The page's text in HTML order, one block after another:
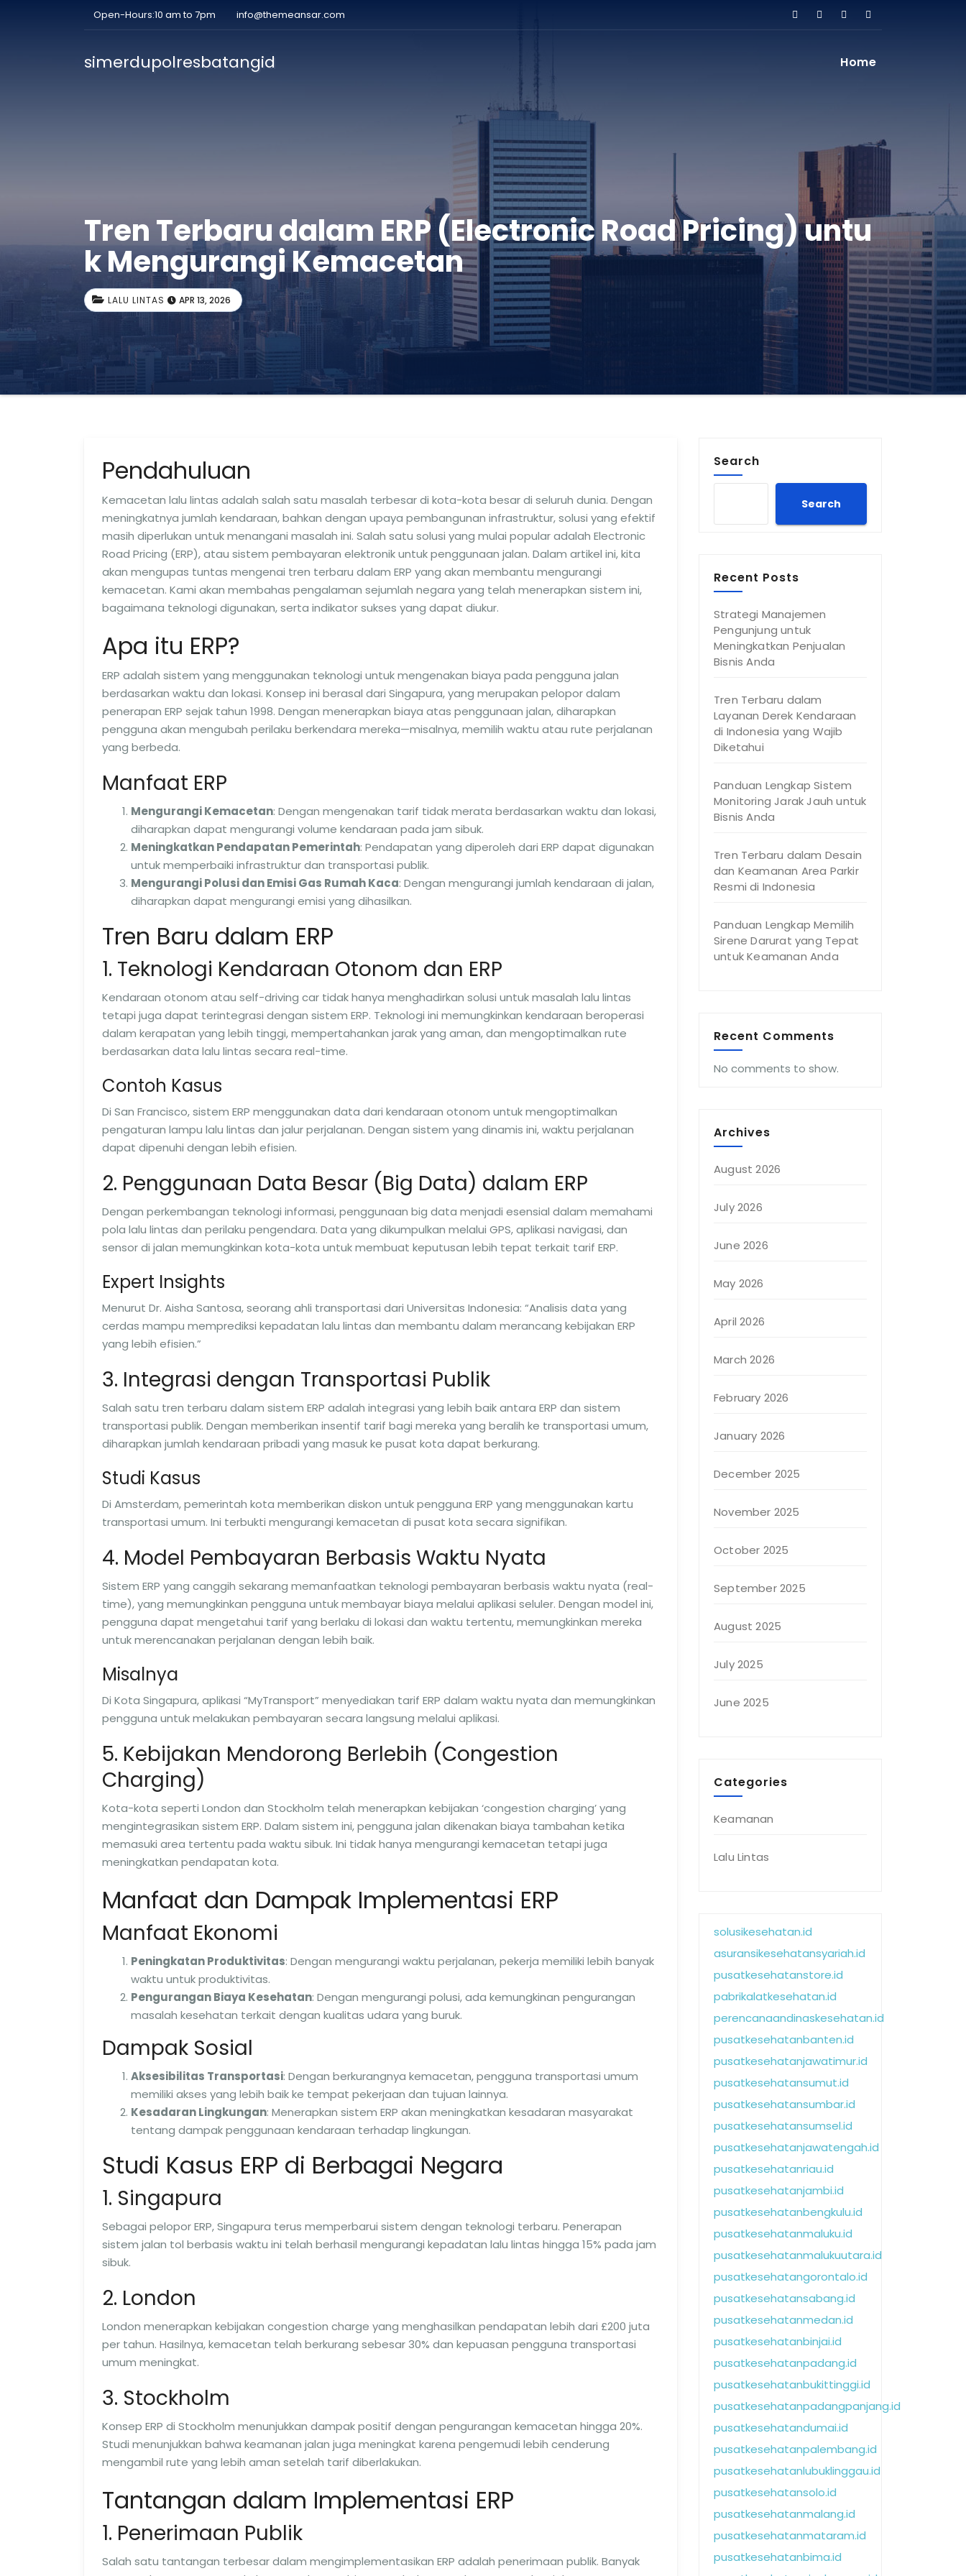
Open-Hours:10 am to 7pm info@themeansar.com
simerdupolresbatangid Home
Tren Terbaru dalam ERP (Electronic Road Pricing) untu
k Mengurangi Kemacetan
LALU LINTAS APR 13, 2026
Pendahuluan
Kemacetan lalu lintas adalah salah satu masalah terbesar di kota-kota besar di seluruh dunia. Dengan
meningkatnya jumlah kendaraan, bahkan dengan upaya pembangunan infrastruktur, solusi yang efektif
masih diperlukan untuk menangani masalah ini. Salah satu solusi yang mulai popular adalah Electronic
Road Pricing (ERP), atau sistem pembayaran elektronik untuk penggunaan jalan. Dalam artikel ini, kita
akan mengupas tuntas mengenai tren terbaru dalam ERP yang akan membantu mengurangi
kemacetan. Kami akan membahas pengalaman sejumlah negara yang telah menerapkan sistem ini,
bagaimana teknologi digunakan, serta indikator sukses yang dapat diukur.
Apa itu ERP?
ERP adalah sistem yang menggunakan teknologi untuk mengenakan biaya pada pengguna jalan
berdasarkan waktu dan lokasi. Konsep ini berasal dari Singapura, yang merupakan pelopor dalam
penerapan ERP sejak tahun 1998. Dengan menerapkan biaya atas penggunaan jalan, diharapkan
pengguna akan mengubah perilaku berkendara mereka—misalnya, memilih waktu atau rute perjalanan
yang berbeda.
Manfaat ERP
Mengurangi Kemacetan: Dengan mengenakan tarif tidak merata berdasarkan waktu dan lokasi,
diharapkan dapat mengurangi volume kendaraan pada jam sibuk.
Meningkatkan Pendapatan Pemerintah: Pendapatan yang diperoleh dari ERP dapat digunakan
untuk memperbaiki infrastruktur dan transportasi publik.
Mengurangi Polusi dan Emisi Gas Rumah Kaca: Dengan mengurangi jumlah kendaraan di jalan,
diharapkan dapat mengurangi emisi yang dihasilkan.
Tren Baru dalam ERP
1. Teknologi Kendaraan Otonom dan ERP
Kendaraan otonom atau self-driving car tidak hanya menghadirkan solusi untuk masalah lalu lintas
tetapi juga dapat terintegrasi dengan sistem ERP. Teknologi ini memungkinkan kendaraan beroperasi
dalam kerapatan yang lebih tinggi, mempertahankan jarak yang aman, dan mengoptimalkan rute
berdasarkan data lalu lintas secara real-time.
Contoh Kasus
Di San Francisco, sistem ERP menggunakan data dari kendaraan otonom untuk mengoptimalkan
pengaturan lampu lalu lintas dan jalur perjalanan. Dengan sistem yang dinamis ini, waktu perjalanan
dapat dipenuhi dengan lebih efisien.
2. Penggunaan Data Besar (Big Data) dalam ERP
Dengan perkembangan teknologi informasi, penggunaan big data menjadi esensial dalam memahami
pola lalu lintas dan perilaku pengendara. Data yang dikumpulkan melalui GPS, aplikasi navigasi, dan
sensor di jalan memungkinkan kota-kota untuk membuat keputusan lebih tepat terkait tarif ERP.
Expert Insights
Menurut Dr. Aisha Santosa, seorang ahli transportasi dari Universitas Indonesia: “Analisis data yang
cerdas mampu memprediksi kepadatan lalu lintas dan membantu dalam merancang kebijakan ERP
yang lebih efisien.”
3. Integrasi dengan Transportasi Publik
Salah satu tren terbaru dalam sistem ERP adalah integrasi yang lebih baik antara ERP dan sistem
transportasi publik. Dengan memberikan insentif tarif bagi mereka yang beralih ke transportasi umum,
diharapkan jumlah kendaraan pribadi yang masuk ke pusat kota dapat berkurang.
Studi Kasus
Di Amsterdam, pemerintah kota memberikan diskon untuk pengguna ERP yang menggunakan kartu
transportasi umum. Ini terbukti mengurangi kemacetan di pusat kota secara signifikan.
4. Model Pembayaran Berbasis Waktu Nyata
Sistem ERP yang canggih sekarang memanfaatkan teknologi pembayaran berbasis waktu nyata (real-
time), yang memungkinkan pengguna untuk membayar biaya melalui aplikasi seluler. Dengan model ini,
pengguna dapat mengetahui tarif yang berlaku di lokasi dan waktu tertentu, memungkinkan mereka
untuk merencanakan perjalanan dengan lebih baik.
Misalnya
Di Kota Singapura, aplikasi “MyTransport” menyediakan tarif ERP dalam waktu nyata dan memungkinkan
pengguna untuk melakukan pembayaran secara langsung melalui aplikasi.
5. Kebijakan Mendorong Berlebih (Congestion
Charging)
Kota-kota seperti London dan Stockholm telah menerapkan kebijakan ‘congestion charging’ yang
mengintegrasikan sistem ERP. Dalam sistem ini, pengguna jalan dikenakan biaya tambahan ketika
memasuki area tertentu pada waktu sibuk. Ini tidak hanya mengurangi kemacetan tetapi juga
meningkatkan pendapatan kota.
Manfaat dan Dampak Implementasi ERP
Manfaat Ekonomi
Peningkatan Produktivitas: Dengan mengurangi waktu perjalanan, pekerja memiliki lebih banyak
waktu untuk produktivitas.
Pengurangan Biaya Kesehatan: Dengan mengurangi polusi, ada kemungkinan pengurangan
masalah kesehatan terkait dengan kualitas udara yang buruk.
Dampak Sosial
Aksesibilitas Transportasi: Dengan berkurangnya kemacetan, pengguna transportasi umum
memiliki akses yang lebih baik ke tempat pekerjaan dan tujuan lainnya.
Kesadaran Lingkungan: Menerapkan sistem ERP akan meningkatkan kesadaran masyarakat
tentang dampak penggunaan kendaraan terhadap lingkungan.
Studi Kasus ERP di Berbagai Negara
1. Singapura
Sebagai pelopor ERP, Singapura terus memperbarui sistem dengan teknologi terbaru. Penerapan
sistem jalan tol berbasis waktu ini telah berhasil mengurangi kepadatan lalu lintas hingga 15% pada jam
sibuk.
2. London
London menerapkan kebijakan congestion charge yang menghasilkan pendapatan lebih dari £200 juta
per tahun. Hasilnya, kemacetan telah berkurang sebesar 30% dan kepuasan pengguna transportasi
umum meningkat.
3. Stockholm
Konsep ERP di Stockholm menunjukkan dampak positif dengan pengurangan kemacetan hingga 20%.
Studi menunjukkan bahwa keamanan jalan juga meningkat karena pengemudi lebih cenderung
mengambil rute yang lebih aman setelah tarif diberlakukan.
Tantangan dalam Implementasi ERP
1. Penerimaan Publik
Salah satu tantangan terbesar dalam mengimplementasikan ERP adalah penerimaan publik. Banyak
Search
Search
Recent Posts
Strategi Manajemen
Pengunjung untuk
Meningkatkan Penjualan
Bisnis Anda
Tren Terbaru dalam
Layanan Derek Kendaraan
di Indonesia yang Wajib
Diketahui
Panduan Lengkap Sistem
Monitoring Jarak Jauh untuk
Bisnis Anda
Tren Terbaru dalam Desain
dan Keamanan Area Parkir
Resmi di Indonesia
Panduan Lengkap Memilih
Sirene Darurat yang Tepat
untuk Keamanan Anda
Recent Comments
No comments to show.
Archives
August 2026
July 2026
June 2026
May 2026
April 2026
March 2026
February 2026
January 2026
December 2025
November 2025
October 2025
September 2025
August 2025
July 2025
June 2025
Categories
Keamanan
Lalu Lintas
solusikesehatan.id
asuransikesehatansyariah.id
pusatkesehatanstore.id
pabrikalatkesehatan.id
perencanaandinaskesehatan.id
pusatkesehatanbanten.id
pusatkesehatanjawatimur.id
pusatkesehatansumut.id
pusatkesehatansumbar.id
pusatkesehatansumsel.id
pusatkesehatanjawatengah.id
pusatkesehatanriau.id
pusatkesehatanjambi.id
pusatkesehatanbengkulu.id
pusatkesehatanmaluku.id
pusatkesehatanmalukuutara.id
pusatkesehatangorontalo.id
pusatkesehatansabang.id
pusatkesehatanmedan.id
pusatkesehatanbinjai.id
pusatkesehatanpadang.id
pusatkesehatanbukittinggi.id
pusatkesehatanpadangpanjang.id
pusatkesehatandumai.id
pusatkesehatanpalembang.id
pusatkesehatanlubuklinggau.id
pusatkesehatansolo.id
pusatkesehatanmalang.id
pusatkesehatanmataram.id
pusatkesehatanbima.id